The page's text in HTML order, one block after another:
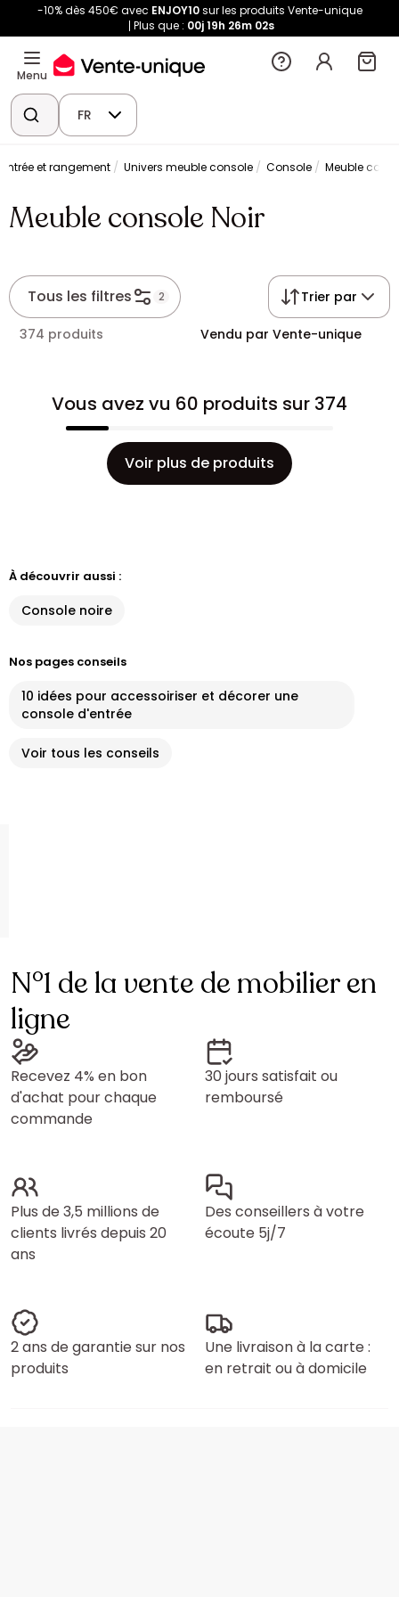
-10% dès 450€ avec ENJOY10sur les produits Vente-unique
Plus que : 00j 19h 26m 01s
Menu
FR
et rangement Univers meuble console Console Meuble
Meuble console Noir
Tous les filtres 2 Trier par
374 produits Vendu par Vente-unique
Vous avez vu 60 produits sur 374
Voir plus de produits
À découvrir aussi :
Console noire
Nos pages conseils
10 idées pour accessoiriser et décorer une
console d'entrée
Voir tous les conseils
N°1 de la vente de mobilier en
ligne
Recevez 4% en bon
d'achat pour chaque
commande
30 jours satisfait ou
remboursé
Plus de 3,5 millions de
clients livrés depuis 20
ans
Des conseillers à votre
écoute 5j/7
2 ans de garantie sur nos
produits
Une livraison à la carte :
en retrait ou à domicile